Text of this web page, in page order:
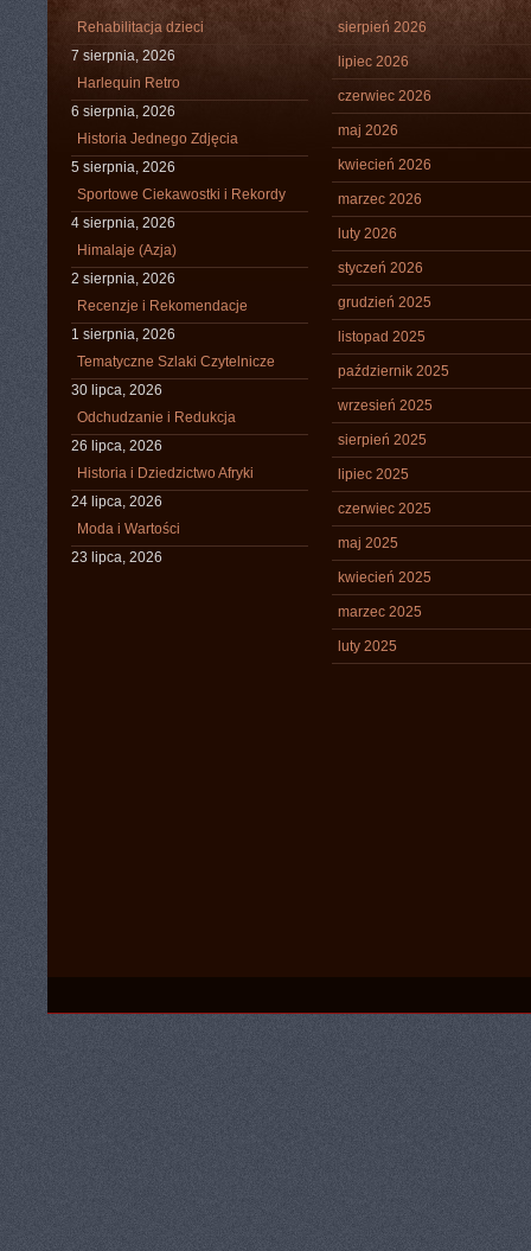
Rehabilitacja dzieci
7 sierpnia, 2026
Harlequin Retro
6 sierpnia, 2026
Historia Jednego Zdjęcia
5 sierpnia, 2026
Sportowe Ciekawostki i Rekordy
4 sierpnia, 2026
Himalaje (Azja)
2 sierpnia, 2026
Recenzje i Rekomendacje
1 sierpnia, 2026
Tematyczne Szlaki Czytelnicze
30 lipca, 2026
Odchudzanie i Redukcja
26 lipca, 2026
Historia i Dziedzictwo Afryki
24 lipca, 2026
Moda i Wartości
23 lipca, 2026
sierpień 2026
lipiec 2026
czerwiec 2026
maj 2026
kwiecień 2026
marzec 2026
luty 2026
styczeń 2026
grudzień 2025
listopad 2025
październik 2025
wrzesień 2025
sierpień 2025
lipiec 2025
czerwiec 2025
maj 2025
kwiecień 2025
marzec 2025
luty 2025